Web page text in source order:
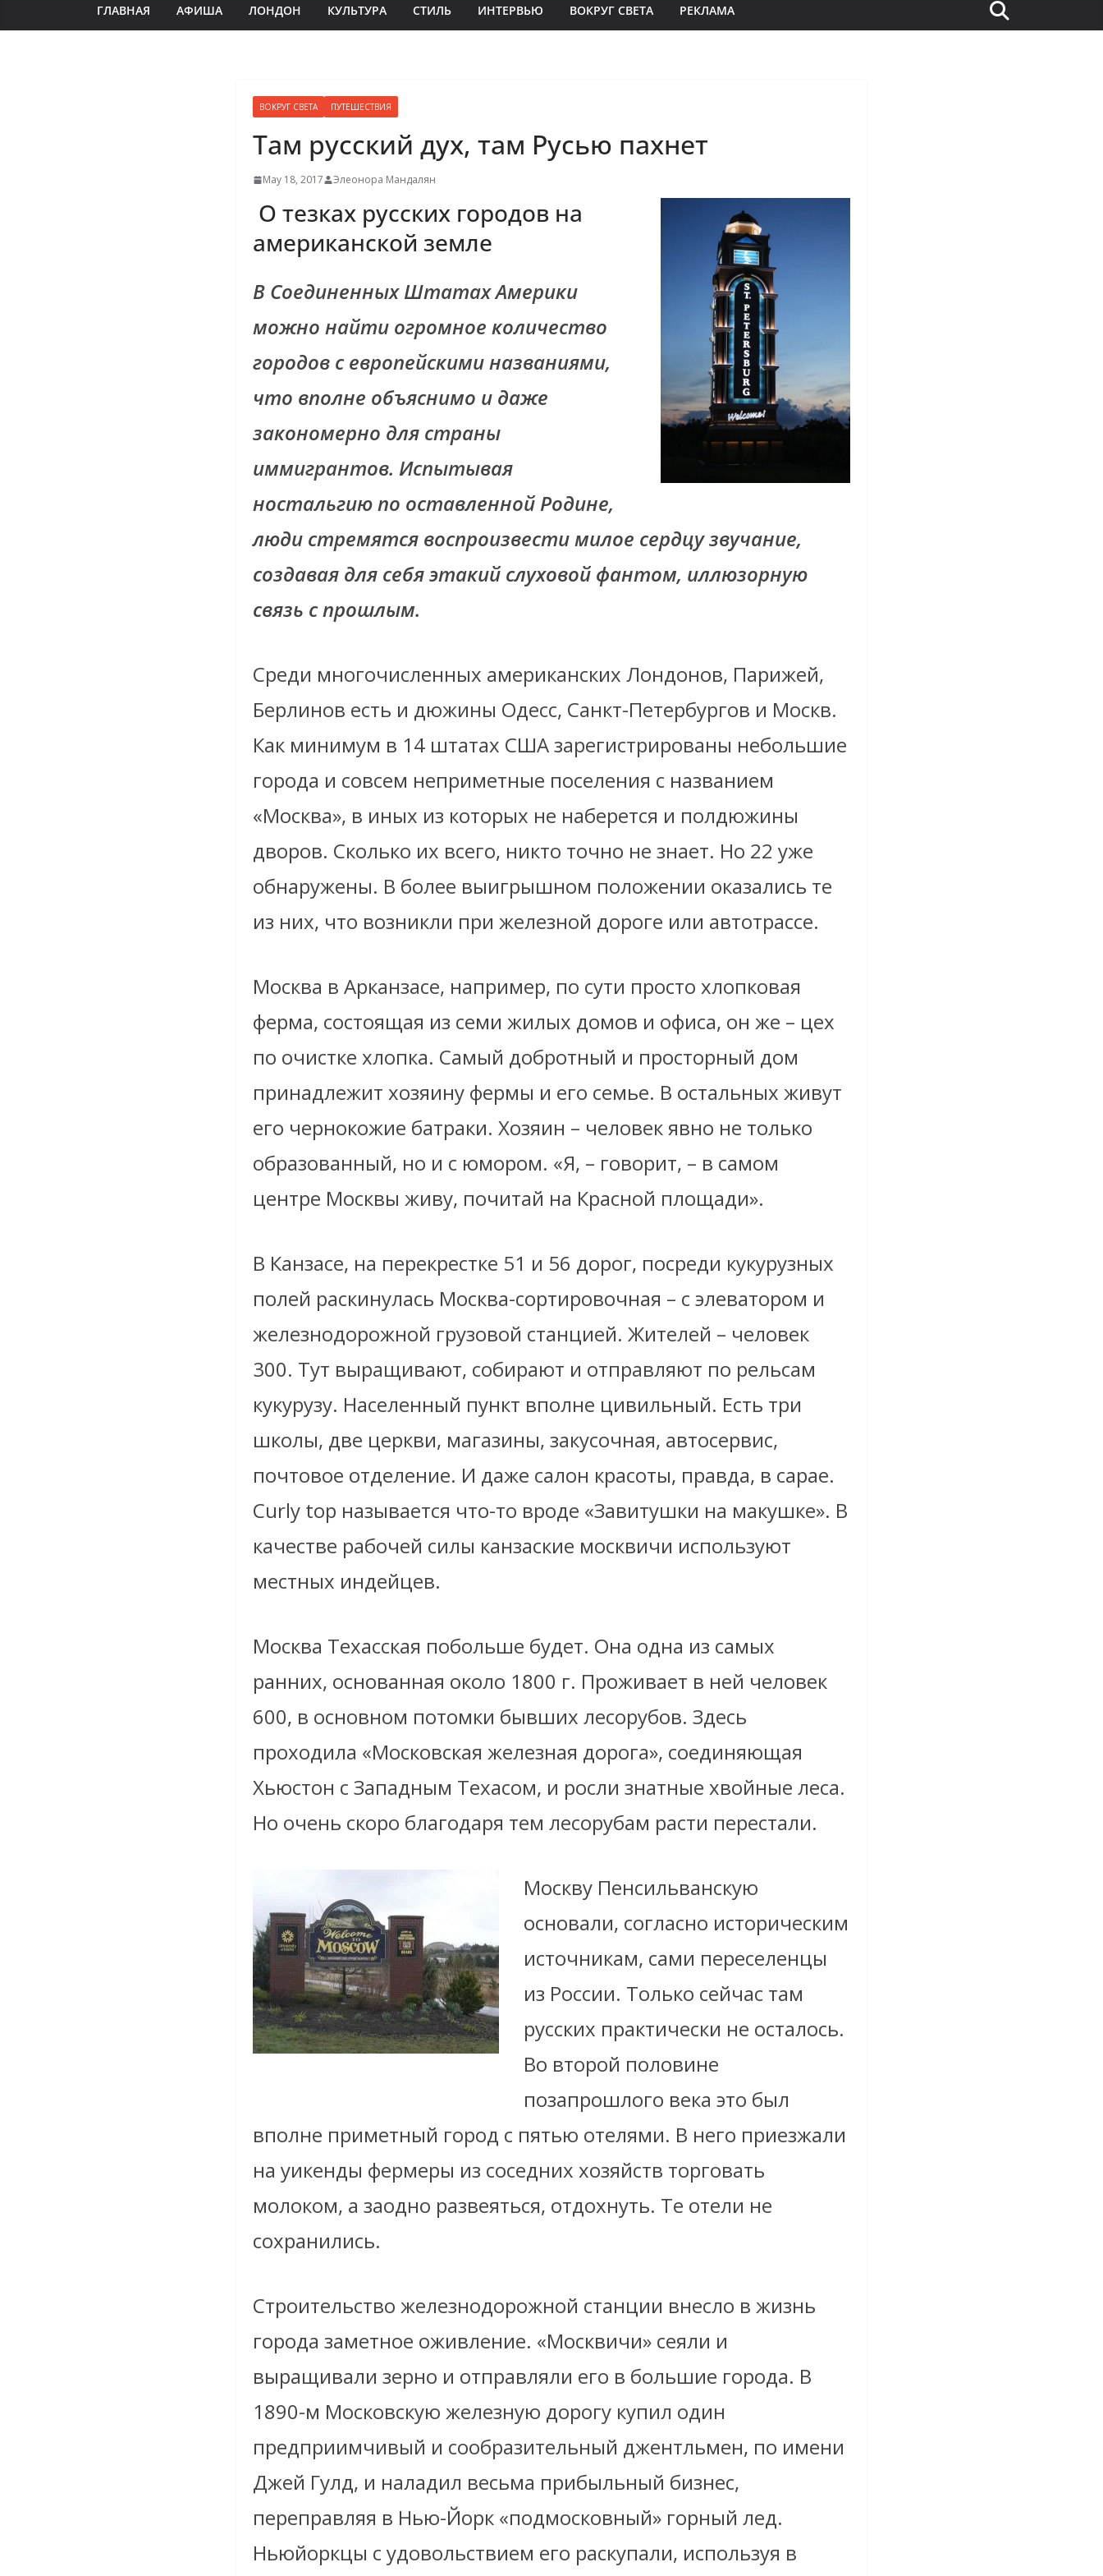
ГЛАВНАЯ АФИША ЛОНДОН КУЛЬТУРА СТИЛЬ ИНТЕРВЬЮ ВОКРУГ СВЕТА РЕКЛАМА
ВОКРУГ СВЕТА ПУТЕШЕСТВИЯ
Там русский дух, там Русью пахнет
May 18, 2017 Элеонора Мандалян
О тезках русских городов на
американской земле
В Соединенных Штатах Америки
можно найти огромное количество
городов с европейскими названиями,
что вполне объяснимо и даже
закономерно для страны
иммигрантов. Испытывая
ностальгию по оставленной Родине,
люди стремятся воспроизвести милое сердцу звучание,
создавая для себя этакий слуховой фантом, иллюзорную
связь с прошлым.
Среди многочисленных американских Лондонов, Парижей,
Берлинов есть и дюжины Одесс, Санкт-Петербургов и Москв.
Как минимум в 14 штатах США зарегистрированы небольшие
города и совсем неприметные поселения с названием
«Москва», в иных из которых не наберется и полдюжины
дворов. Сколько их всего, никто точно не знает. Но 22 уже
обнаружены. В более выигрышном положении оказались те
из них, что возникли при железной дороге или автотрассе.
Москва в Арканзасе, например, по сути просто хлопковая
ферма, состоящая из семи жилых домов и офиса, он же – цех
по очистке хлопка. Самый добротный и просторный дом
принадлежит хозяину фермы и его семье. В остальных живут
его чернокожие батраки. Хозяин – человек явно не только
образованный, но и с юмором. «Я, – говорит, – в самом
центре Москвы живу, почитай на Красной площади».
В Канзасе, на перекрестке 51 и 56 дорог, посреди кукурузных
полей раскинулась Москва-сортировочная – с элеватором и
железнодорожной грузовой станцией. Жителей – человек
300. Тут выращивают, собирают и отправляют по рельсам
кукурузу. Населенный пункт вполне цивильный. Есть три
школы, две церкви, магазины, закусочная, автосервис,
почтовое отделение. И даже салон красоты, правда, в сарае.
Curly top называется что-то вроде «Завитушки на макушке». В
качестве рабочей силы канзаские москвичи используют
местных индейцев.
Москва Техасская побольше будет. Она одна из самых
ранних, основанная около 1800 г. Проживает в ней человек
600, в основном потомки бывших лесорубов. Здесь
проходила «Московская железная дорога», соединяющая
Хьюстон с Западным Техасом, и росли знатные хвойные леса.
Но очень скоро благодаря тем лесорубам расти перестали.
Москву Пенсильванскую
основали, согласно историческим
источникам, сами переселенцы
из России. Только сейчас там
русских практически не осталось.
Во второй половине
позапрошлого века это был
вполне приметный город с пятью отелями. В него приезжали
на уикенды фермеры из соседних хозяйств торговать
молоком, а заодно развеяться, отдохнуть. Те отели не
сохранились.
Строительство железнодорожной станции внесло в жизнь
города заметное оживление. «Москвичи» сеяли и
выращивали зерно и отправляли его в большие города. В
1890-м Московскую железную дорогу купил один
предприимчивый и сообразительный джентльмен, по имени
Джей Гулд, и наладил весьма прибыльный бизнес,
переправляя в Нью-Йорк «подмосковный» горный лед.
Ньюйоркцы с удовольствием его раскупали, используя в